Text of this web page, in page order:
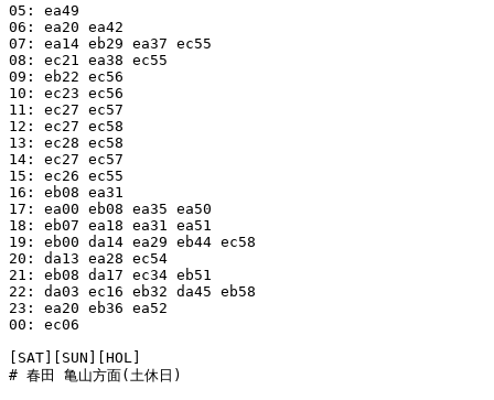
05: ea49
06: ea20 ea42
07: ea14 eb29 ea37 ec55
08: ec21 ea38 ec55
09: eb22 ec56
10: ec23 ec56
11: ec27 ec57
12: ec27 ec58
13: ec28 ec58
14: ec27 ec57
15: ec26 ec55
16: eb08 ea31
17: ea00 eb08 ea35 ea50
18: eb07 ea18 ea31 ea51
19: eb00 da14 ea29 eb44 ec58
20: da13 ea28 ec54
21: eb08 da17 ec34 eb51
22: da03 ec16 eb32 da45 eb58
23: ea20 eb36 ea52
00: ec06
[SAT][SUN][HOL]
# 春田 亀山方面(土休日)